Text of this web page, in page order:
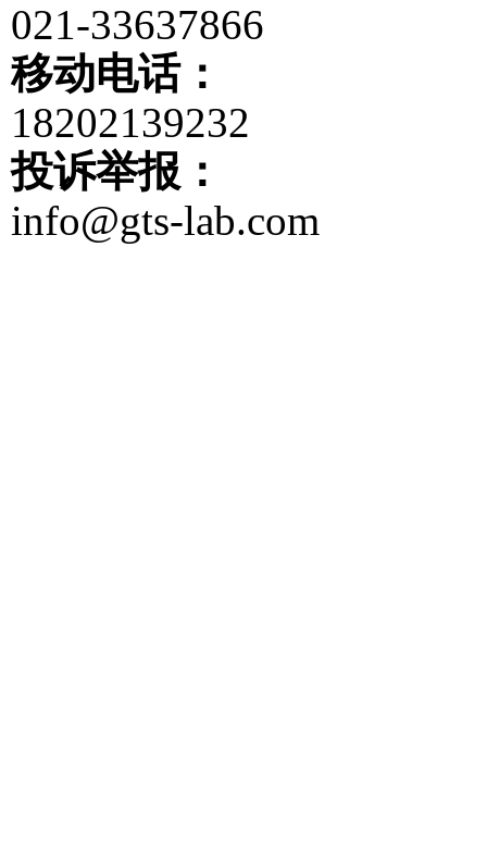
021-33637866
移动电话：
18202139232
投诉举报：
info@gts-lab.com